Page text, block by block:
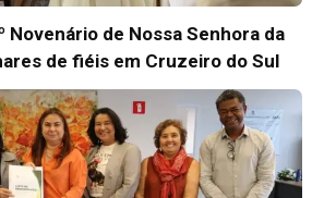
Novenário de Nossa Senhora da
de fiéis em Cruzeiro do Sul